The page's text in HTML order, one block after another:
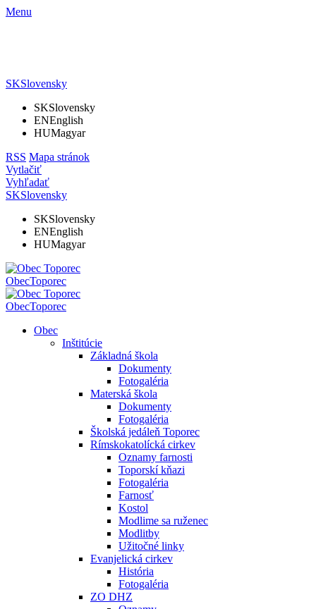
Menu
SKSlovensky
SKSlovensky
ENEnglish
HUMagyar
RSS Mapa stránok
Vytlačiť
Vyhľadať
SKSlovensky
SKSlovensky
ENEnglish
HUMagyar
ObecToporec
ObecToporec
Obec
Inštitúcie
Základná škola
Dokumenty
Fotogaléria
Materská škola
Dokumenty
Fotogaléria
Školská jedáleň Toporec
Rímskokatolícká cirkev
Oznamy farnosti
Toporskí kňazi
Fotogaléria
Farnosť
Kostol
Modlime sa ruženec
Modlitby
Užitočné linky
Evanjelická cirkev
História
Fotogaléria
ZO DHZ